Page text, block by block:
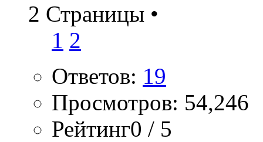
2 Страницы •
1 2
Ответов: 19
Просмотров: 54,246
Рейтинг0 / 5